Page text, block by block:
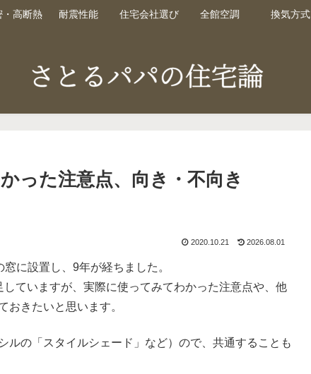
・高断熱 耐震性能 住宅会社選び 全館空調 換気方式
った注意点、向き・不向き
2020.10.21 2026.08.01
に設置し、9年が経ちました。
ていますが、実際に使ってみてわかった注意点や、他
おきたいと思います。
ルの「スタイルシェード」など）ので、共通することも